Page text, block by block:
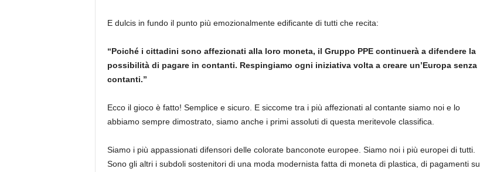
E dulcis in fundo il punto più emozionalmente edificante di tutti che recita:
“Poiché i cittadini sono affezionati alla loro moneta, il Gruppo PPE continuerà a difendere la
possibilità di pagare in contanti. Respingiamo ogni iniziativa volta a creare un’Europa senza
contanti.”
Ecco il gioco è fatto! Semplice e sicuro. E siccome tra i più affezionati al contante siamo noi e lo
abbiamo sempre dimostrato, siamo anche i primi assoluti di questa meritevole classifica.
Siamo i più appassionati difensori delle colorate banconote europee. Siamo noi i più europei di tutti.
Sono gli altri i subdoli sostenitori di una moda modernista fatta di moneta di plastica, di pagamenti su